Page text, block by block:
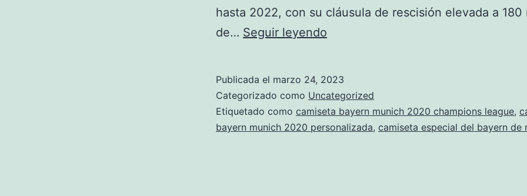
hasta 2022, con su cláusula de rescisión elevada a 180
de… Seguir leyendo
2018
infantil
Publicada el marzo 24, 2023
Categorizado como Uncategorized
Etiquetado como camiseta bayern munich 2020 champions league,
bayern munich 2020 personalizada, camiseta especial del bayern de